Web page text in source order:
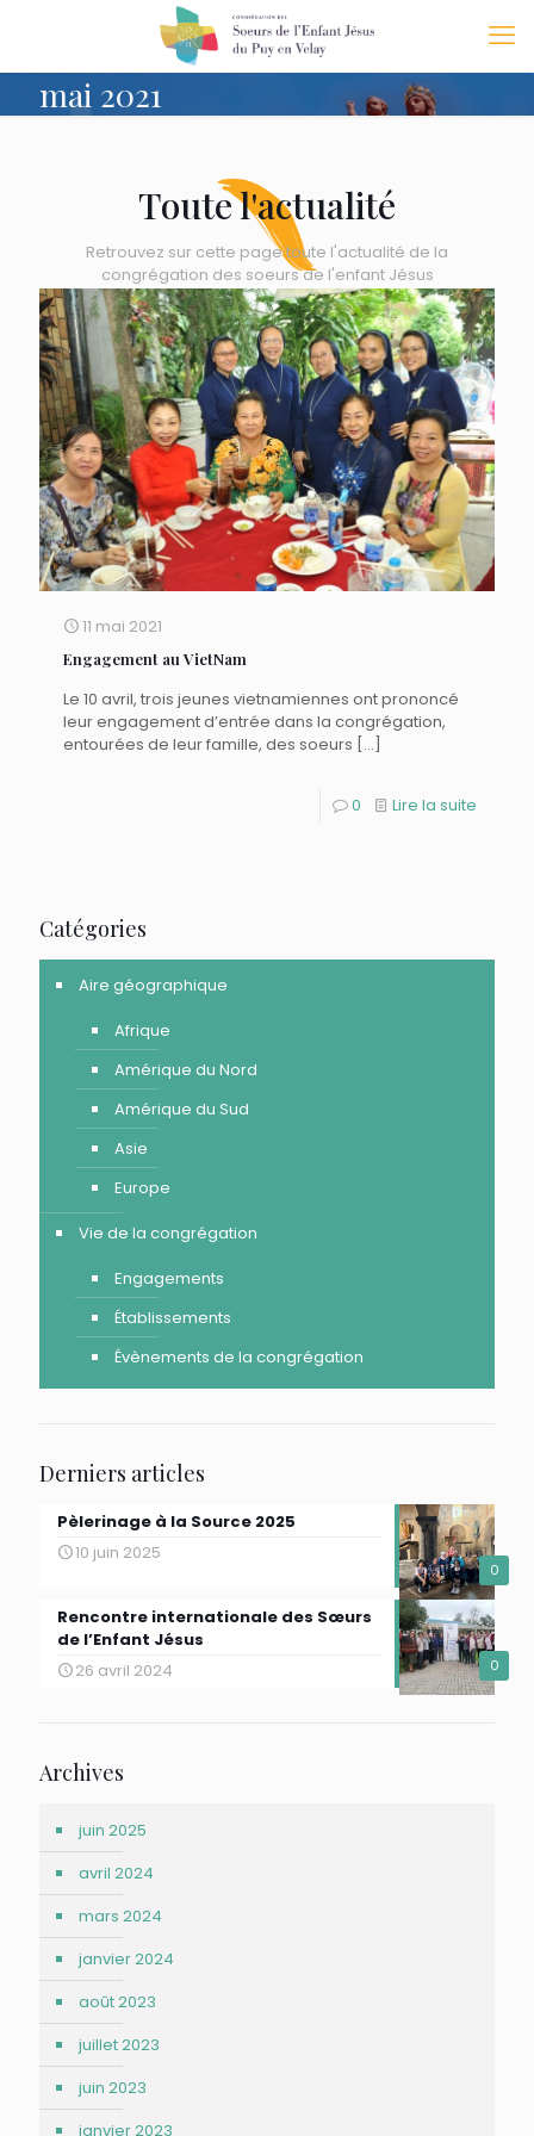
mai 2021
Toute l'actualité
Retrouvez sur cette page toute l'actualité de la
congrégation des soeurs de l'enfant Jésus
11 mai 2021
Engagement au VietNam
Le 10 avril, trois jeunes vietnamiennes ont prononcé
leur engagement d’entrée dans la congrégation,
entourées de leur famille, des soeurs […]
0 Lire la suite
Catégories
Aire géographique
Afrique
Amérique du Nord
Amérique du Sud
Asie
Europe
Vie de la congrégation
Engagements
Établissements
Évènements de la congrégation
Derniers articles
0
Pèlerinage à la Source 2025
10 juin 2025
0
Rencontre internationale des Sœurs
de l’Enfant Jésus
26 avril 2024
Archives
juin 2025
avril 2024
mars 2024
janvier 2024
août 2023
juillet 2023
juin 2023
janvier 2023